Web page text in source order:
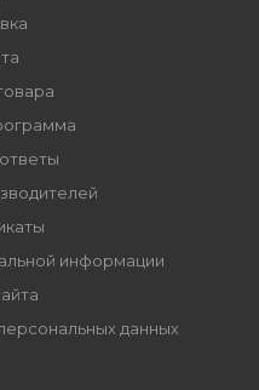
информации
данных